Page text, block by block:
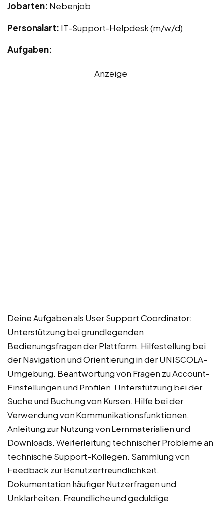
Jobarten: Nebenjob
Personalart: IT-Support-Helpdesk (m/w/d)
Aufgaben:
Anzeige
Deine Aufgaben als User Support Coordinator:
Unterstützung bei grundlegenden
Bedienungsfragen der Plattform. Hilfestellung bei
der Navigation und Orientierung in der UNISCOLA-
Umgebung. Beantwortung von Fragen zu Account-
Einstellungen und Profilen. Unterstützung bei der
Suche und Buchung von Kursen. Hilfe bei der
Verwendung von Kommunikationsfunktionen.
Anleitung zur Nutzung von Lernmaterialien und
Downloads. Weiterleitung technischer Probleme an
technische Support-Kollegen. Sammlung von
Feedback zur Benutzerfreundlichkeit.
Dokumentation häufiger Nutzerfragen und
Unklarheiten. Freundliche und geduldige